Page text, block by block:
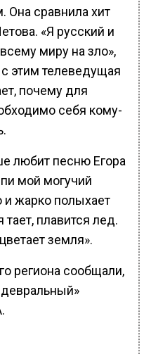
Она сравнила хит
«Я русский и
миру на зло»,
этим телеведущая
почему для
себя кому-
любит песню Егора
мой могучий
и жарко полыхает
плавится лед.
земля».
региона сообщали,